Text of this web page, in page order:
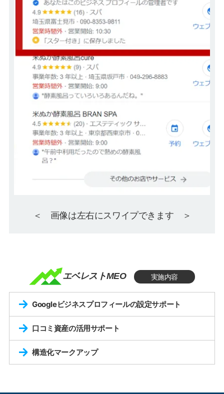
＜ 画像は左右にスワイプできます ＞
エベレストMEO 実施内容
Googleビジネスプロフィールの設定サポート
口コミ資産の活用サポート
構造化マークアップ